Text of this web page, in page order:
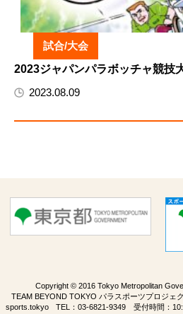
試合/大会
2023ジャパンパラボッチャ競技
2023.08.09
Copyright © 2016 Tokyo Metropolitan
TEAM BEYOND TOKYO パラスポーツプロジェ
sports.tokyoTEL： 03-6821-9349受付時間：